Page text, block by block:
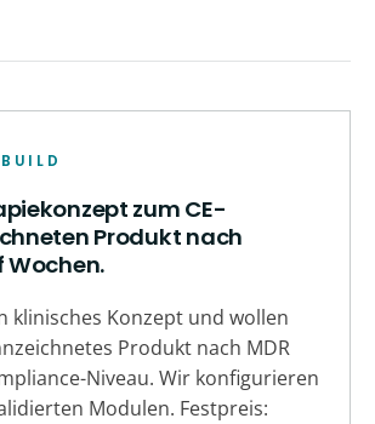
zum CE-
Produkt nach
Wochen.
klinisches Konzept und wollen
Produkt nach MDR
Niveau. Wir konfigurieren
Modulen. Festpreis: